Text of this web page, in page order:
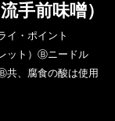
手前味噌）
・ポイント
ット）Ⓑニードル
、腐食の酸は使用